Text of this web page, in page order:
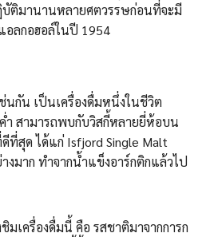
ติมานานหลายศตวรรษก่อนที่จะมี
อลกอฮอล์ในปี 1954
นกัน เป็นเครื่องดื่มหนึ่งในชีวิต
ำ สามารถพบกับวิสกี้หลายยี่ห้อบน
ที่สุด ได้แก่ Isfjord Single Malt
งมาก ทำจากน้ำแข็งอาร์กติกแล้วไป
มเครื่องดื่มนี้ คือ รสชาติมาจากการก